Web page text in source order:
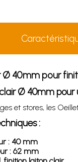
Ø 40mm pour
Ø 40mm
et stores, les
:
: 40 mm
: 62 mm